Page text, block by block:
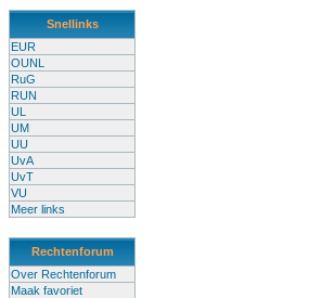
Snellinks
EUR
OUNL
RuG
RUN
UL
UM
UU
UvA
UvT
VU
Meer links
Rechtenforum
Over Rechtenforum
Maak favoriet